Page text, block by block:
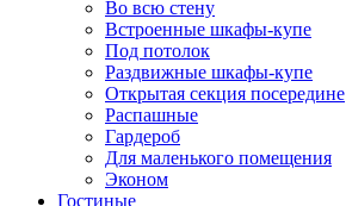
Во всю стену
Встроенные шкафы-купе
Под потолок
Раздвижные шкафы-купе
Открытая секция посередине
Распашные
Гардероб
Для маленького помещения
Эконом
Гостиные